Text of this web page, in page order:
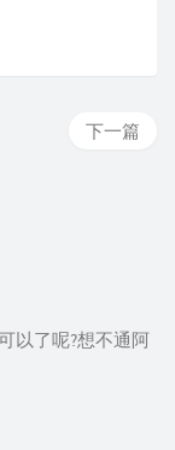
下一篇
以了呢?想不通阿